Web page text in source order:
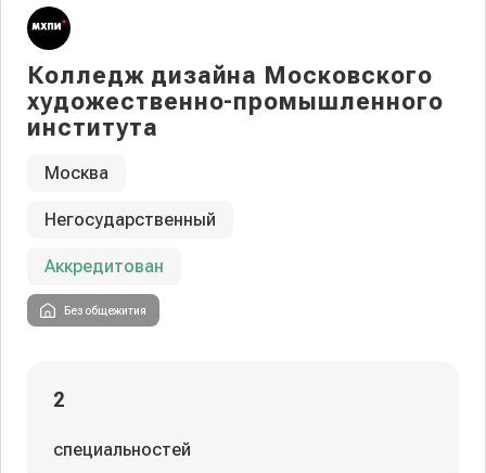
Колледж дизайна Московского
художественно-промышленного
института
Москва
Негосударственный
Аккредитован
Без общежития
2
специальностей